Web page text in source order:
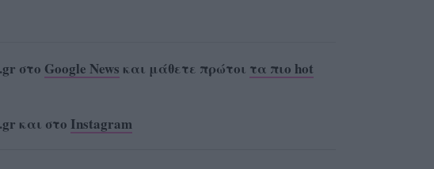
στο Google News και μάθετε πρώτοι τα πιο hot
και στο Instagram